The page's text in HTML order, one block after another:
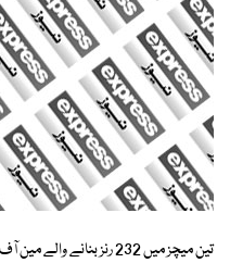
تین میچز میں 232 رنز